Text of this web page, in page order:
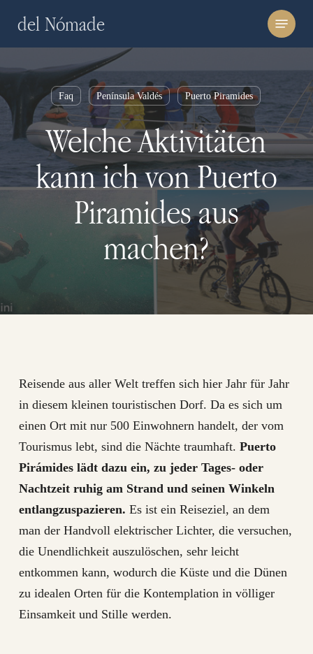
del Nómade Menu
Faq Península Valdés Puerto Piramides
Welche Aktivitäten
kann ich von Puerto
Piramides aus
machen?
Reisende aus aller Welt treffen sich hier Jahr für Jahr
in diesem kleinen touristischen Dorf. Da es sich um
einen Ort mit nur 500 Einwohnern handelt, der vom
Tourismus lebt, sind die Nächte traumhaft. Puerto
Pirámides lädt dazu ein, zu jeder Tages- oder
Nachtzeit ruhig am Strand und seinen Winkeln
entlangzuspazieren. Es ist ein Reiseziel, an dem
man der Handvoll elektrischer Lichter, die versuchen,
die Unendlichkeit auszulöschen, sehr leicht
entkommen kann, wodurch die Küste und die Dünen
zu idealen Orten für die Kontemplation in völliger
Einsamkeit und Stille werden.